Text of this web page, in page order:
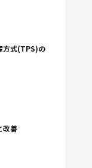
方式(TPS)の
改善